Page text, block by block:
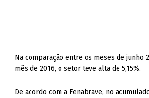
Na comparação entre os meses de junho
mês de 2016, o setor teve alta de 5,15%.
De acordo com a Fenabrave, no